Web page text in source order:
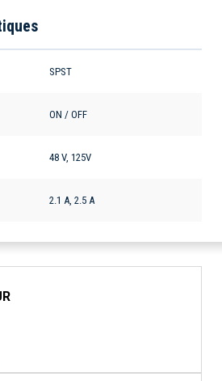
SPST
ON / OFF
48 V, 125V
2.1 A, 2.5 A